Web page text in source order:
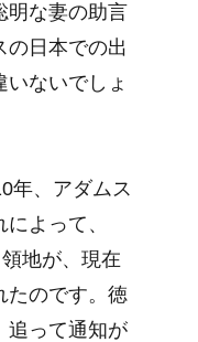
明な妻の助言
の日本での出
ないでしょ
年、アダムス
よって、
地が、現在
たのです。徳
追って通知が